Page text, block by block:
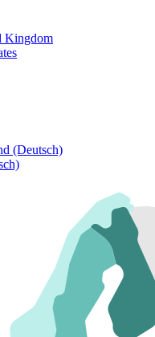
Kingdom
(Deutsch)